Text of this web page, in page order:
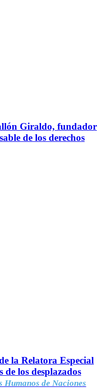
Giraldo, fundador
de los derechos
la Relatora Especial
de los desplazados
Humanos de Naciones